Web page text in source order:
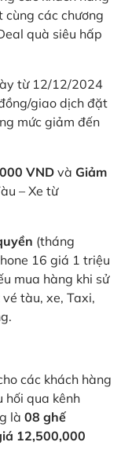
các chương
quà siêu hấp
từ 12/12/2024
giao dịch đặt
mức giảm đến
VND và Giảm
– Xe từ
(tháng
16 giá 1 triệu
mua hàng khi sử
tàu, xe, Taxi,
các khách hàng
hối qua kênh
là 08 ghế
12,500,000